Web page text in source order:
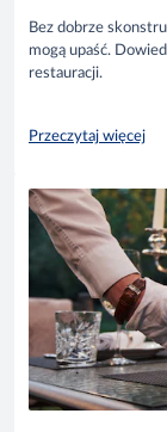
Bez dobrze
mogą upaść.
restauracji.
Przeczytaj więcej